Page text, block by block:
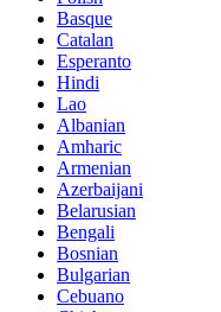
Basque
Catalan
Esperanto
Hindi
Lao
Albanian
Amharic
Armenian
Azerbaijani
Belarusian
Bengali
Bosnian
Bulgarian
Cebuano